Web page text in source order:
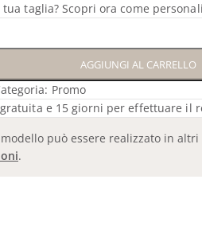
taglia? Scopri ora come
AGGIUNGI AL CARRELLO
Promo
e 15 giorni per effettuare il
può essere realizzato in altri
.